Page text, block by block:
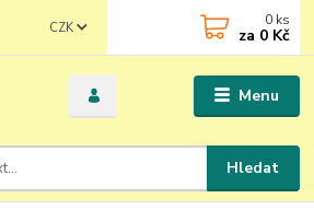
Menu
CZK
Hledat
0 ks
za 0 Kč